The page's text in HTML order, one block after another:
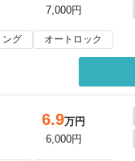
7,000円
ング オートロック
6.9万円
6,000円